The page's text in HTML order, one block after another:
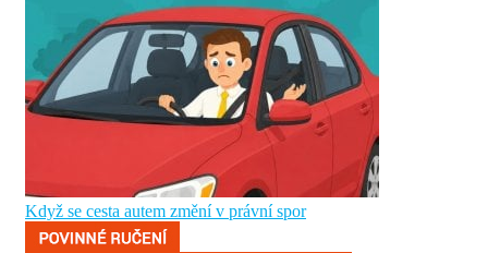
Když se cesta autem změní v právní spor